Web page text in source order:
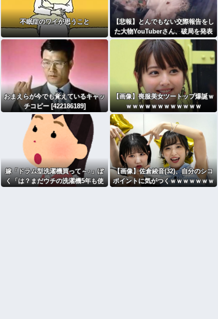
不眠症のワイが思うこと
【悲報】とんでもない交際報告をし
た大物YouTuberさん、破局を発表
おまえらが今でも覚えているキャッ
チコピー [422186189]
【画像】喪服美女ツートップ爆誕ｗ
ｗｗｗｗｗｗｗｗｗｗｗｗ
嫁「ドラム型洗濯機買って～♪」ぼ
く「は？まだウチの洗濯機5年も使
【画像】佐倉綾音(32)、自分のシコ
ポイントに気がつくｗｗｗｗｗｗｗ